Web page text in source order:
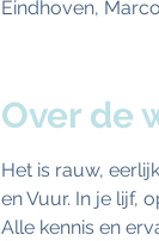
Eindhoven,
Over de
Het is rauw,
en Vuur. In je lijf,
Alle kennis en